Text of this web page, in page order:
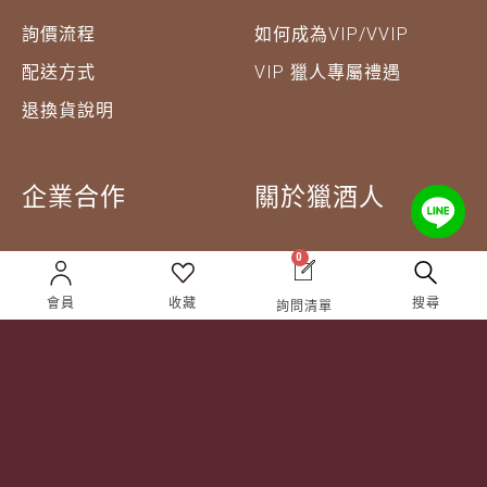
詢價流程
配送方式
退換貨說明
如何成為VIP/VVIP
VIP 獵人專屬禮遇
企業合作
企業合作
成為合作夥伴 ＆ 大宗採
購
關於獵酒人
人才招募
隱私權條款
會員 收藏
0
詢問清單 搜尋